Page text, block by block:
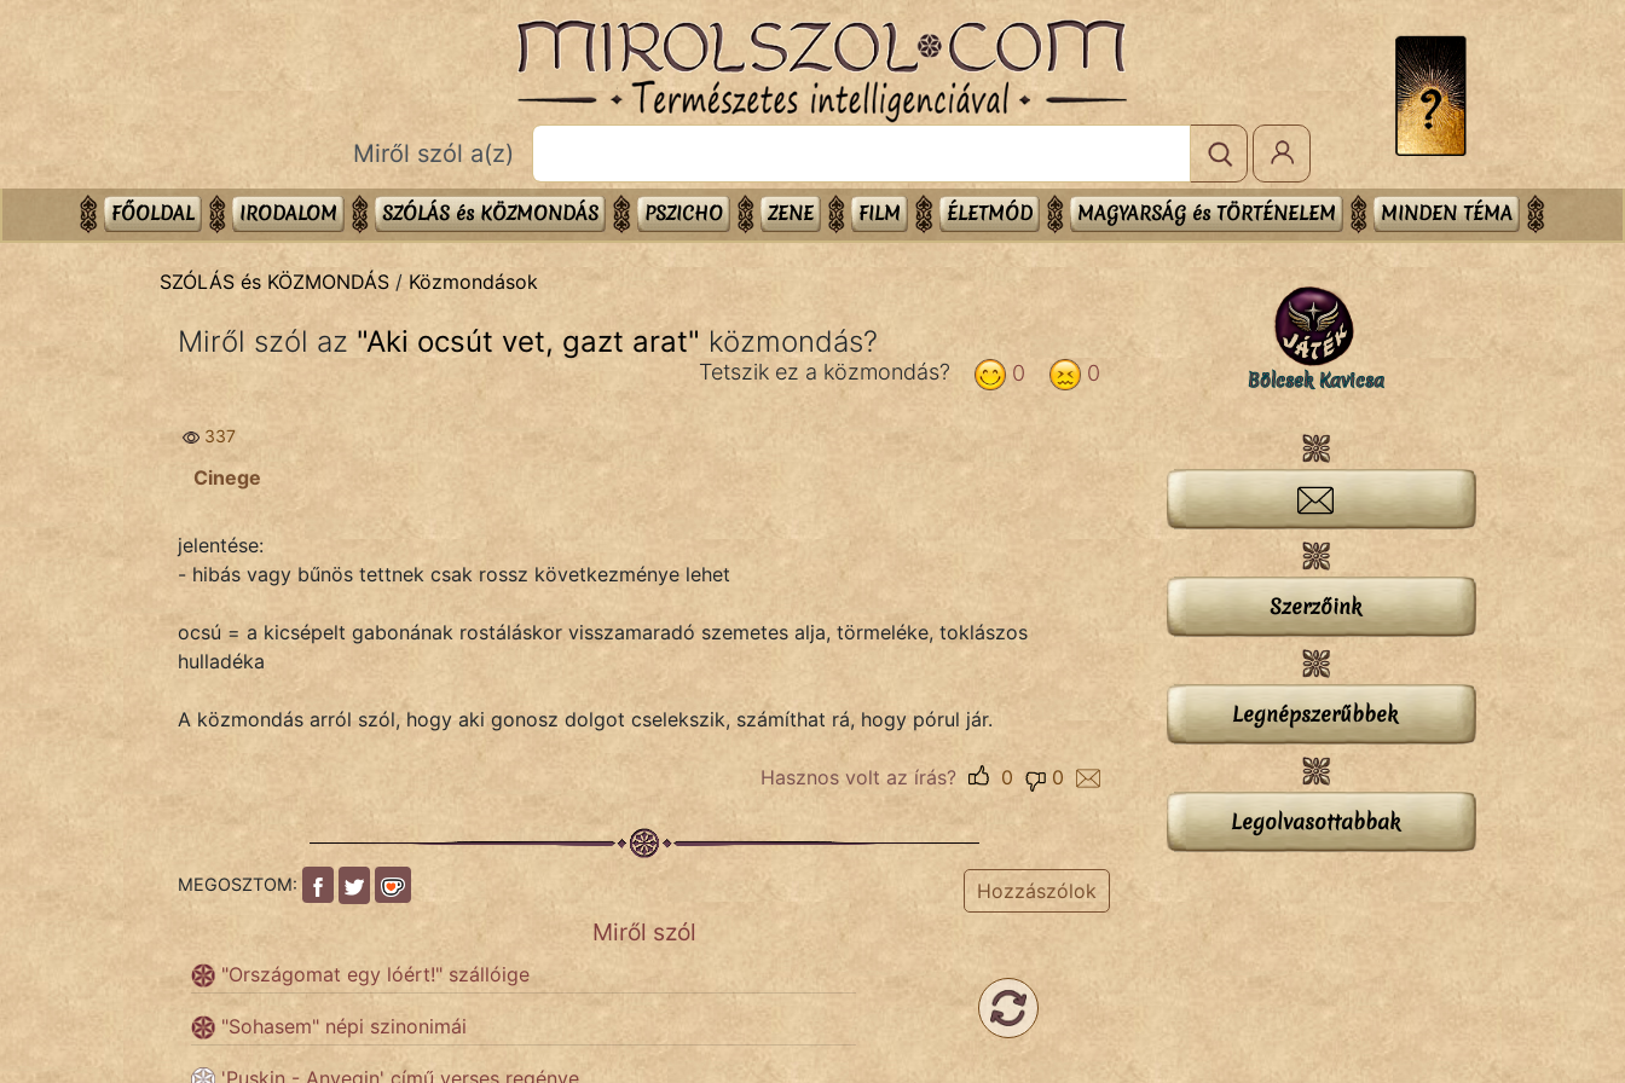
Bibliai
Közmondások
Szóláscsoportok
KÖZMONDÁS
FILM
Miről szól a(z)
FŐOLDAL IRODALOM SZÓLÁS és KÖZMONDÁS PSZICHO ZENE FILM ÉLETMÓD MAGYARSÁG és TÖRTÉNELEM MINDEN TÉMA
SZÓLÁS és KÖZMONDÁS / Közmondások
Miről szól az "Aki ocsút vet, gazt arat" közmondás?
0
0
Tetszik ez a közmondás?
337
Cinege
jelentése:
- hibás vagy bűnös tettnek csak rossz következménye lehet
ocsú = a kicsépelt gabonának rostáláskor visszamaradó szemetes alja, törmeléke, toklászos
hulladéka
A közmondás arról szól, hogy aki gonosz dolgot cselekszik, számíthat rá, hogy pórul jár.
Hasznos volt az írás? 0
0
MEGOSZTOM: Hozzászólok
Miről szól
"Országomat egy lóért!" szállóige
"Sohasem" népi szinonimái
'Puskin - Anyegin' című verses regénye
Bölcsek Kavicsa
Szerzőink
Legnépszerűbbek
Legolvasottabbak